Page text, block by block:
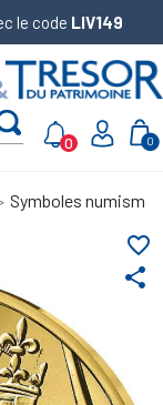
le code LIV149
0
0
Symboles
share
favorite_border